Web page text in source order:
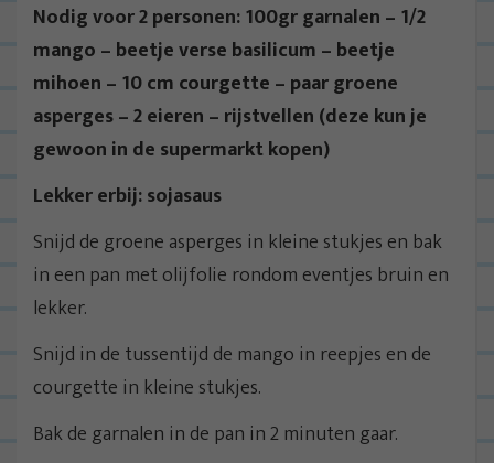
Nodig voor 2 personen: 100gr garnalen – 1/2
mango – beetje verse basilicum – beetje
mihoen – 10 cm courgette – paar groene
asperges – 2 eieren – rijstvellen (deze kun je
gewoon in de supermarkt kopen)
Lekker erbij: sojasaus
Snijd de groene asperges in kleine stukjes en bak
in een pan met olijfolie rondom eventjes bruin en
lekker.
Snijd in de tussentijd de mango in reepjes en de
courgette in kleine stukjes.
Bak de garnalen in de pan in 2 minuten gaar.